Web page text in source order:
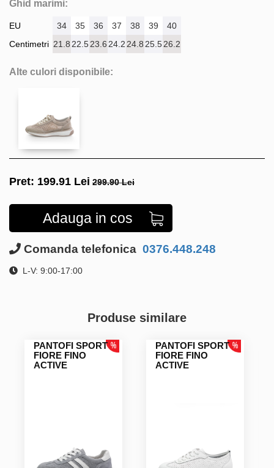
Ghid marimi:
EU
Centimetri
34 35 36 37 38 39
40
21.8 22.523.6 24.2 24.8 25.526.2
Alte culori disponibile:
Pret: 199.91 Lei 299.90 Lei
Adauga in cos
Comanda telefonica 0376.448.248
L-V: 9:00-17:00
Produse similare
PANTOFI SPORT
FIORE FINO
ACTIVE
PANTOFI SPORT
FIORE FINO
ACTIVE